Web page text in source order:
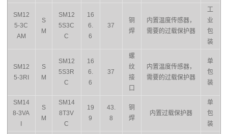
SM12
5-3C
AM
S
M
SM12
5S3C
C
16
6.
6
37
铜
焊
内置温度传感器，
需要的过载保护器
工
业
包
装
SM12
5-3RI
S
M
SM12
5S3R
C
16
6.
6
37
螺
纹
接
口
内置温度传感器，
需要的过载保护器
单
包
装
SM14
8-3VA
S
M
SM14
8T3V
C
19
9
43.
8
铜
焊
内置过载保护器
单
包
装